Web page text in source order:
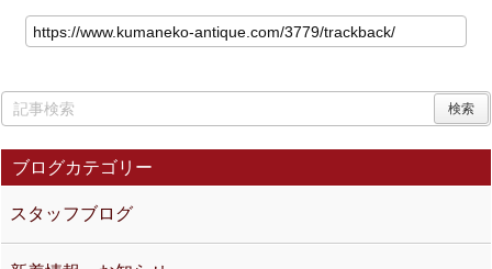
ブログカテゴリー
スタッフブログ